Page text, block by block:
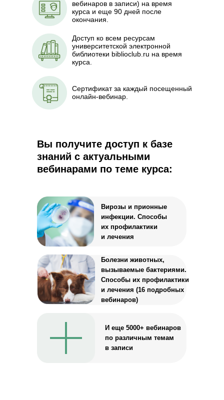
Доступ ко всем ресурсам
университетской электронной
библиотеки biblioclub.ru на время
курса.
вебинаров в записи) на время
курса и еще 90 дней после
окончания.
Сертификат за каждый посещенный
онлайн-вебинар.
Вирозы и прионные
инфекции. Способы
их профилактики
и лечения
Болезни животных,
вызываемые бактериями.
Способы их профилактики
и лечения (16 подробных
вебинаров)
И еще 5000+ вебинаров
по различным темам
в записи
Вы получите доступ к базе
знаний с актуальными
вебинарами по теме курса: